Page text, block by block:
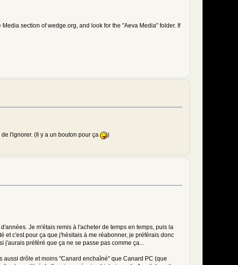
(?:videoplay|url|googleplayer\.swf)\?[^"]*?docid=([\w-]{1,20})',
section of wedge.org, and look for the "Aeva Media" folder. If
l'ignorer. (Il y a un bouton pour ça )
Je m'étais remis à l'acheter de temps en temps, puis la
et c'est pour ça que j'hésitais à me réabonner, je préférais donc
j'aurais préféré que ça ne se passe pas comme ça...
drôle et moins "Canard enchaîné" que Canard PC (que